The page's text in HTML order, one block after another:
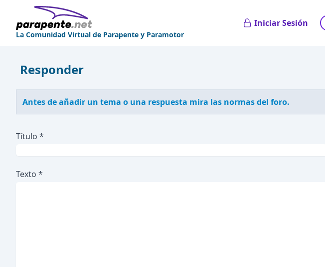
La Comunidad Virtual de Parapente y Paramotor
Iniciar Sesión
Responder
Antes de añadir un tema o una respuesta mira las normas del foro.
Título *
Texto *